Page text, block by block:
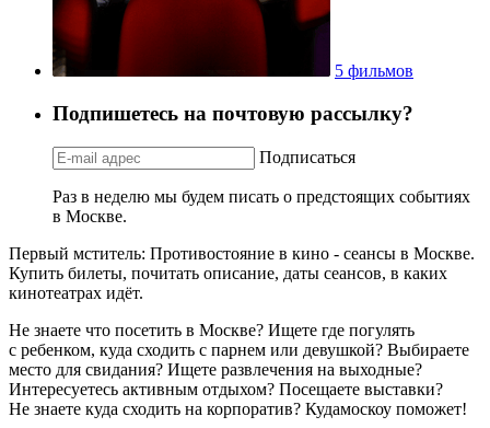
5 фильмов
Подпишетесь на почтовую рассылку?
Подписаться
Раз в неделю мы будем писать о предстоящих событиях
в Москве.
Первый мститель: Противостояние в кино - сеансы в Москве.
Купить билеты, почитать описание, даты сеансов, в каких
кинотеатрах идёт.
Не знаете что посетить в Москве? Ищете где погулять
с ребенком, куда сходить с парнем или девушкой? Выбираете
место для свидания? Ищете развлечения на выходные?
Интересуетесь активным отдыхом? Посещаете выставки?
Не знаете куда сходить на корпоратив? Кудамоскоу поможет!